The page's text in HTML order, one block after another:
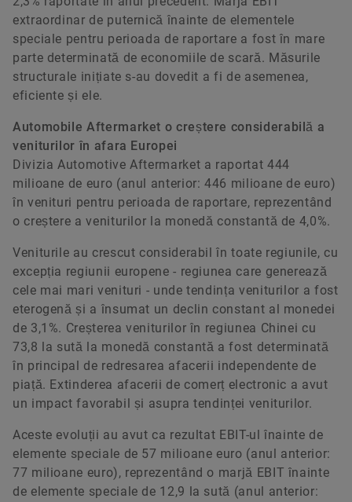
extraordinar de puternică înainte de elementele
speciale pentru perioada de raportare a fost în mare
parte determinată de economiile de scară. Măsurile
structurale inițiate s-au dovedit a fi de asemenea,
eficiente și ele.
Automobile Aftermarket o creștere considerabilă a
veniturilor în afara Europei
Divizia Automotive Aftermarket a raportat 444
milioane de euro (anul anterior: 446 milioane de euro)
în venituri pentru perioada de raportare, reprezentând
o creștere a veniturilor la monedă constantă de 4,0%.
Veniturile au crescut considerabil în toate regiunile, cu
excepția regiunii europene - regiunea care generează
cele mai mari venituri - unde tendința veniturilor a fost
eterogenă și a însumat un declin constant al monedei
de 3,1%. Creșterea veniturilor în regiunea Chinei cu
73,8 la sută la monedă constantă a fost determinată
în principal de redresarea afacerii independente de
piață. Extinderea afacerii de comerț electronic a avut
un impact favorabil și asupra tendinței veniturilor.
Aceste evoluții au avut ca rezultat EBIT-ul înainte de
elemente speciale de 57 milioane euro (anul anterior:
77 milioane euro), reprezentând o marjă EBIT înainte
de elemente speciale de 12,9 la sută (anul anterior: